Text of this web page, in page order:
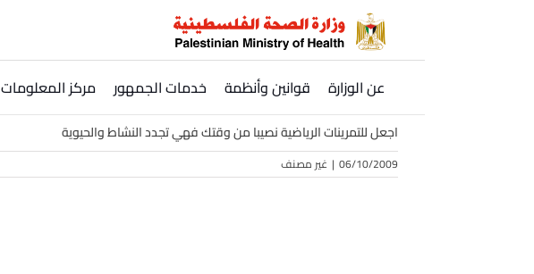
عن الوزارة قوانين وأنظمة خدمات الجمهور مركز المعلومات
اجعل للتمرينات الرياضية نصيبا من وقتك فهي تجدد النشاط والحيوية
06/10/2009
| غير مصنف